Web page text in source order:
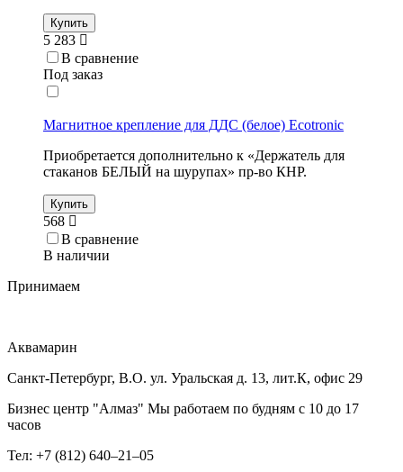
Купить
5 283
В сравнение
Под заказ
Магнитное крепление для ДДС (белое) Ecotronic
Приобретается дополнительно к «Держатель для
стаканов БЕЛЫЙ на шурупах» пр-во КНР.
Купить
568
В сравнение
В наличии
Принимаем
Аквамарин
Санкт-Петербург, В.О. ул. Уральская д. 13, лит.К, офис 29
Бизнес центр "Алмаз" Мы работаем по будням с 10 до 17
часов
Тел: +7 (812) 640–21–05